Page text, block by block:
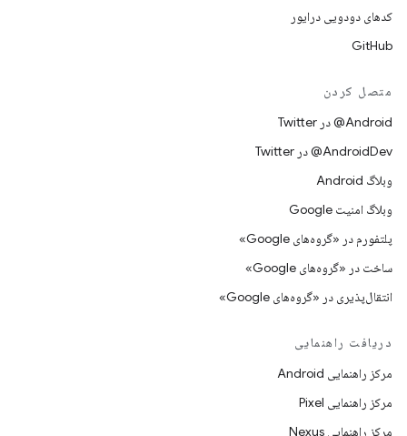
کدهای دودویی درایور
GitHub
متصل کردن
Android@ در Twitter
AndroidDev@ در Twitter
وبلاگ Android
وبلاگ امنیت Google
پلتفورم در «گروه‌های Google»
ساخت در «گروه‌های Google»
انتقال‌پذیری در «گروه‌های Google»
دریافت راهنمایی
مرکز راهنمایی Android
مرکز راهنمایی Pixel
مرکز راهنمایی Nexus